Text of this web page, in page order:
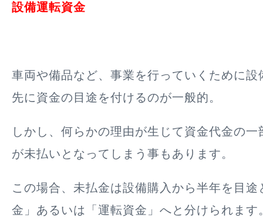
設備運転資金
車両や備品など、事業を行っていくために設
先に資金の目途を付けるのが一般的。
しかし、何らかの理由が生じて資金代金の
が未払いとなってしまう事もあります。
この場合、未払金は設備購入から半年を目
金」あるいは「運転資金」へと分けられます